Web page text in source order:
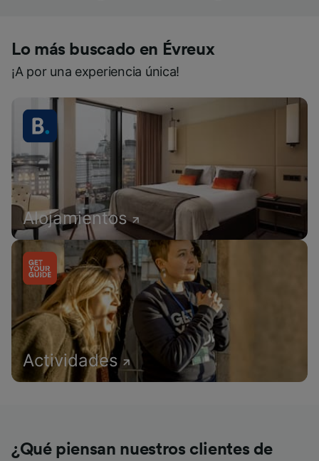
Lo más buscado en Évreux
¡A por una experiencia única!
Alojamientos
Actividades
¿Qué piensan nuestros clientes de